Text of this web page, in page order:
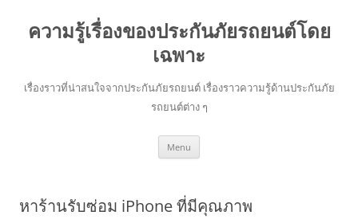
ความรู้เรื่องของประกันภัยรถยนต์โดย
เฉพาะ
เรื่องราวที่น่าสนใจจากประกันภัยรถยนต์ เรื่องราวความรู้ด้านประกันภัย
รถยนต์ต่าง ๆ
Menu
หาร้านรับซ่อม iPhone ที่มีคุณภาพ